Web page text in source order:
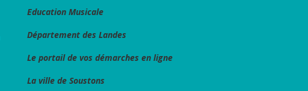
Education Musicale
Département des Landes
Le portail de vos démarches en ligne
La ville de Soustons